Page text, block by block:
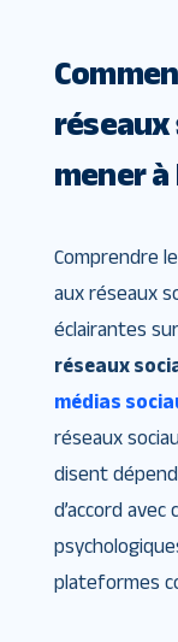
mener à
Comprendre
aux réseaux
éclairantes sur
réseaux
médias
réseaux
disent
d’accord
plateformes